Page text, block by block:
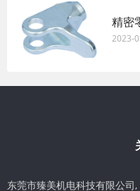
精密
2023-
东莞市臻美机电科技有限公